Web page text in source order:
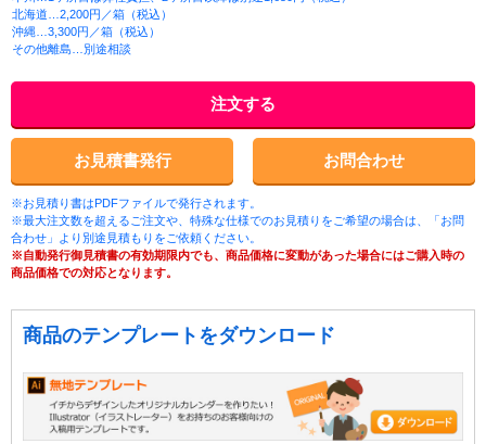
北海道…2,200円／箱（税込）
沖縄…3,300円／箱（税込）
その他離島…別途相談
注文する
お見積書発行 お問合わせ
※お見積り書はPDFファイルで発行されます。
※最大注文数を超えるご注文や、特殊な仕様でのお見積りをご希望の場合は、「お問
合わせ」より別途見積もりをご依頼ください。
※自動発行御見積書の有効期限内でも、商品価格に変動があった場合にはご購入時の
商品価格での対応となります。
商品のテンプレートをダウンロード